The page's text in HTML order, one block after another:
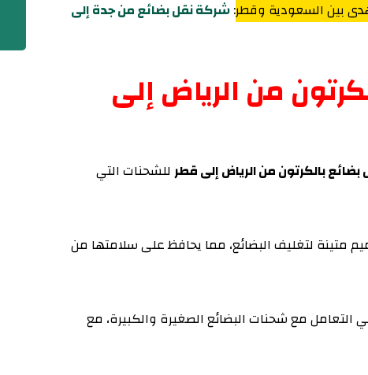
بين السعودية وقطر:شركة نقل بضائع من جدة إلى
من الرياض إلى
بالكرتون من الرياض إلى قطر للشحنات التي
متينة لتغليف البضائع، مما يحافظ على سلامتها من
التعامل مع شحنات البضائع الصغيرة والكبيرة، مع